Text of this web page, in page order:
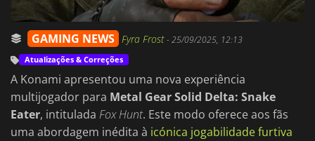
GAMING NEWS Fyra Frost-25/09/2025, 12:13
Atualizações & Correções
A Konami apresentou uma nova experiência
multijogador para Metal Gear Solid Delta: Snake
Eater, intitulada Fox Hunt. Este modo oferece aos fãs
uma abordagem inédita à icónica jogabilidade furtiva